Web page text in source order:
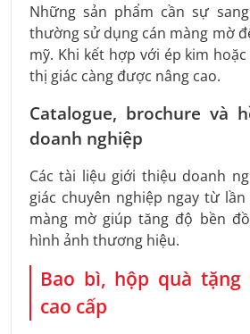
Những sản phẩm cần sự
thường sử dụng cán màng mờ
mỹ. Khi kết hợp với ép kim
thị giác càng được nâng cao.
Catalogue, brochure và
doanh nghiệp
Các tài liệu giới thiệu doanh
giác chuyên nghiệp ngay từ
màng mờ giúp tăng độ bền
hình ảnh thương hiệu.
Bao bì, hộp quà tặng
cao cấp